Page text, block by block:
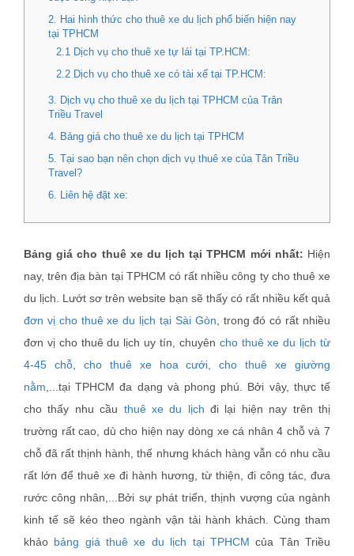
2. Hai hình thức cho thuê xe du lịch phổ biến hiện nay
tại TPHCM
2.1 Dịch vụ cho thuê xe tự lái tại TP.HCM:
2.2 Dịch vụ cho thuê xe có tài xế tại TP.HCM:
3. Dịch vụ cho thuê xe du lịch tại TPHCM của Trân
Triều Travel
4. Bảng giá cho thuê xe du lịch tại TPHCM
5. Tại sao bạn nên chọn dịch vụ thuê xe của Tân Triều
Travel?
6. Liên hệ đặt xe:
Bảng giá cho thuê xe du lịch tại TPHCM mới nhất: Hiện
nay, trên địa bàn tại TPHCM có rất nhiều công ty cho thuê xe
du lịch. Lướt sơ trên website bạn sẽ thấy có rất nhiều kết quả
đơn vị cho thuê xe du lịch tại Sài Gòn , trong đó có rất nhiều
đơn vị cho thuê du lịch uy tín, chuyên cho thuê xe du lịch từ
4-45 chỗ, cho thuê xe hoa cưới,
cho thuê xe giường
nằm ,...tại TPHCM đa dạng và phong phú. Bởi vậy, thực tế
cho thấy nhu cầu thuê xe du lịch đi lại hiện nay trên thị
trường rất cao, dù cho hiện nay dòng xe cá nhân 4 chỗ và 7
chỗ đã rất thịnh hành, thế nhưng khách hàng vẫn có nhu cầu
rất lớn để thuê xe đi hành hương, từ thiện, đi công tác, đưa
rước công nhân,...Bởi sự phát triển, thịnh vượng của ngành
kinh tế sẽ kéo theo ngành vận tải hành khách. Cùng tham
khảo bảng giá thuê xe du lịch tại TPHCM của Tân Triều